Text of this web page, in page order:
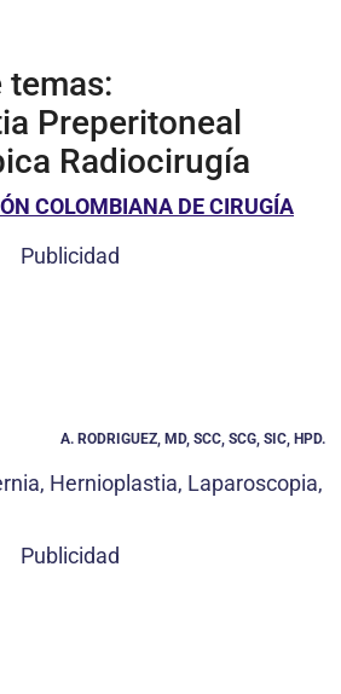
temas:
Preperitoneal
Radiocirugía
COLOMBIANA DE CIRUGÍA
Publicidad
A. RODRIGUEZ, MD, SCC, SCG, SIC, HPD.
Hernioplastia, Laparoscopia,
Publicidad